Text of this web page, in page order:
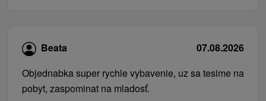
Beata
07.08.2026
Objednabka super rychle vybavenie, uz sa tesime na
pobyt, zaspominat na mladosť.